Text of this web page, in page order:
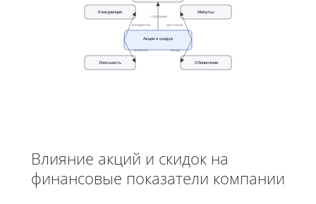
Импульс
Обновление
Лояльность
Конкуренция
Акции и скидки
+ продажи
срочность
склад
клиенты
конкуренты
Влияние акций и скидок на
финансовые показатели компании